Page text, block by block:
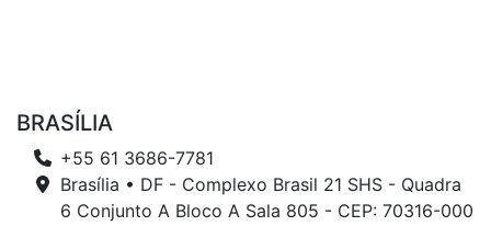
BRASÍLIA
+55 61 3686-7781
Brasília • DF - Complexo Brasil 21 SHS - Quadra
6 Conjunto A Bloco A Sala 805 - CEP: 70316-000